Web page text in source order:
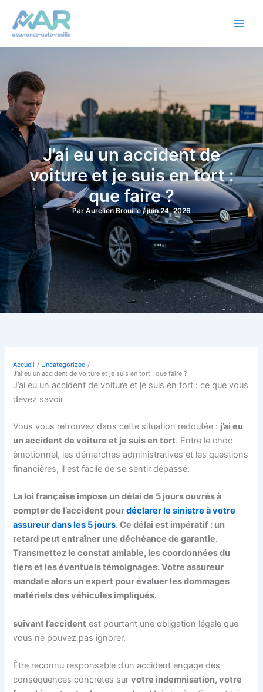
contenu
J’ai eu un accident de
voiture et je suis en tort :
que faire ?
Par Aurélien Brouille/juin 24, 2026
Accueil
Uncategorized
J’ai eu un accident de voiture et je suis en tort : que faire ?
J’ai eu un accident de voiture et je suis en tort : ce que vous
devez savoir
Vous vous retrouvez dans cette situation redoutée : j’ai eu
un accident de voiture et je suis en tort. Entre le choc
émotionnel, les démarches administratives et les questions
financières, il est facile de se sentir dépassé.
La loi française impose un délai de 5 jours ouvrés à
compter de l’accident pourdéclarer le sinistre à votre
assureur dans les 5 jours. Ce délai est impératif : un
retard peut entraîner une déchéance de garantie.
Transmettez le constat amiable, les coordonnées du
tiers et les éventuels témoignages. Votre assureur
mandate alors un expert pour évaluer les dommages
matériels des véhicules impliqués.
suivant l’accident est pourtant une obligation légale que
vous ne pouvez pas ignorer.
Être reconnu responsable d’un accident engage des
conséquences concrètes survotre indemnisation, votre